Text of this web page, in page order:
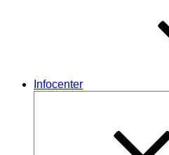
Infocenter